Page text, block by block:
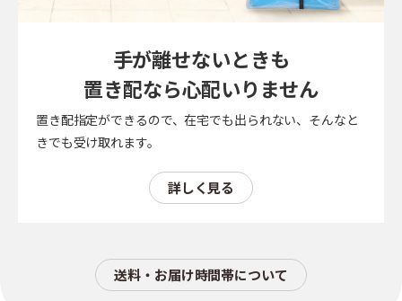
手が離せないときも
置き配なら心配いりません
置き配指定ができるので、在宅でも出られない、そんなと
きでも受け取れます。
詳しく見る
送料・お届け時間帯について